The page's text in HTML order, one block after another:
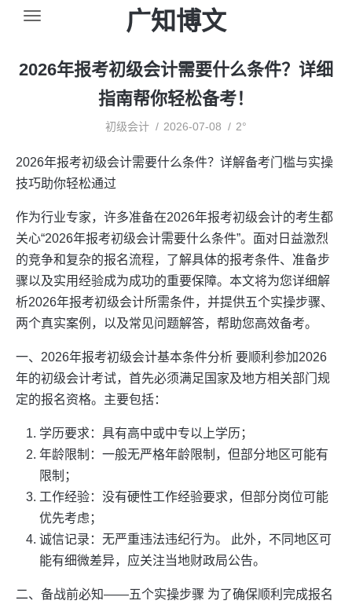
广知博文
2026年报考初级会计需要什么条件？详细
指南帮你轻松备考！
初级会计 2026-07-08 2°
2026年报考初级会计需要什么条件？详解备考门槛与实操
技巧助你轻松通过
作为行业专家，许多准备在2026年报考初级会计的考生都
关心“2026年报考初级会计需要什么条件”。面对日益激烈
的竞争和复杂的报名流程，了解具体的报考条件、准备步
骤以及实用经验成为成功的重要保障。本文将为您详细解
析2026年报考初级会计所需条件，并提供五个实操步骤、
两个真实案例，以及常见问题解答，帮助您高效备考。
一、2026年报考初级会计基本条件分析 要顺利参加2026
年的初级会计考试，首先必须满足国家及地方相关部门规
定的报名资格。主要包括：
学历要求：具有高中或中专以上学历；
年龄限制：一般无严格年龄限制，但部分地区可能有
限制；
工作经验：没有硬性工作经验要求，但部分岗位可能
优先考虑；
诚信记录：无严重违法违纪行为。 此外，不同地区可
能有细微差异，应关注当地财政局公告。
二、备战前必知——五个实操步骤 为了确保顺利完成报名